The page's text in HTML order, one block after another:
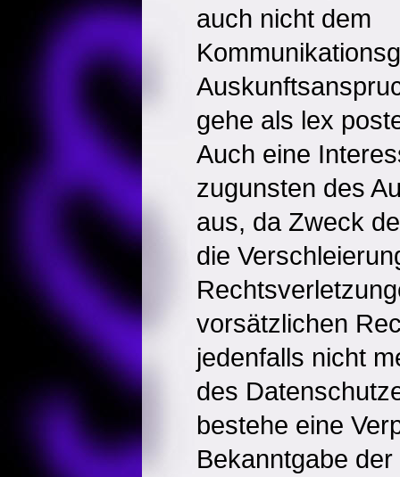
auch nicht dem
gehe als lex
Auch eine
zugunsten des
aus, da Zweck
die
vorsätzlichen
jedenfalls nicht
des
bestehe eine
Bekanntgabe